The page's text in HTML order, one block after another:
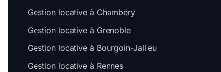
Gestion locative à Chambéry
Gestion locative à Grenoble
Gestion locative à Bourgoin-Jallieu
Gestion locative à Rennes